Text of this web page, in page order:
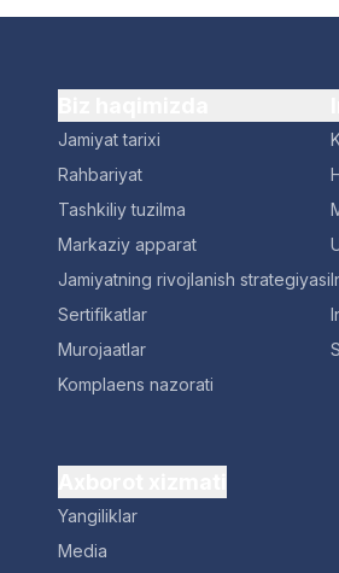
Jamiyat tarixi
Rahbariyat
Tashkiliy tuzilma
Markaziy apparat
Jamiyatning rivojlanish strategiyasi
Sertifikatlar
Murojaatlar
Komplaens nazorati
Yangiliklar
Media